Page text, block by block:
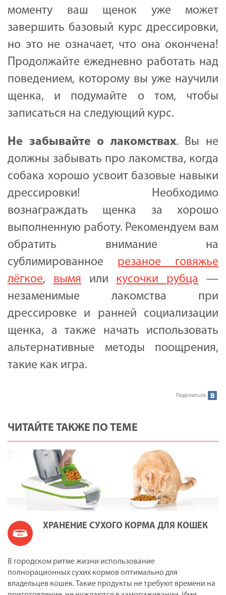
моменту ваш щенок уже может
завершить базовый курс дрессировки,
но это не означает, что она окончена!
Продолжайте ежедневно работать над
поведением, которому вы уже научили
щенка, и подумайте о том, чтобы
записаться на следующий курс.
Не забывайте о лакомствах. Вы не
должны забывать про лакомства, когда
собака хорошо усвоит базовые навыки
дрессировки! Необходимо
вознаграждать щенка за хорошо
выполненную работу. Рекомендуем вам
обратить внимание на
сублимированное резаное говяжье
лёгкое, вымя или кусочки рубца —
незаменимые лакомства при
дрессировке и ранней социализации
щенка, а также начать использовать
альтернативные методы поощрения,
такие как игра.
Поделиться
ЧИТАЙТЕ ТАКЖЕ ПО ТЕМЕ
ХРАНЕНИЕ СУХОГО КОРМА ДЛЯ КОШЕК
В городском ритме жизни использование
полнорационных сухих кормов оптимально для
владельцев кошек. Такие продукты не требуют времени на